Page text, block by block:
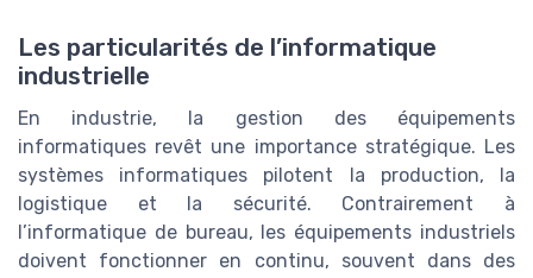
Les particularités de l’informatique
industrielle
En industrie, la gestion des équipements
informatiques revêt une importance stratégique. Les
systèmes informatiques pilotent la production, la
logistique et la sécurité. Contrairement à
l’informatique de bureau, les équipements industriels
doivent fonctionner en continu, souvent dans des